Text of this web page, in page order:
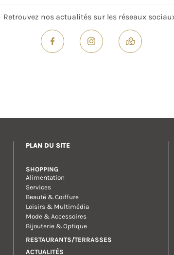
Retrouvez nos actualités sur les réseaux
PLAN DU SITE
SHOPPING
Alimentation
Services
Beauté & Coiffure
Loisirs & Multimédia
Mode & Accessoires
Bijouterie & Optique
RESTAURANTS/TERRASSES
ACTUALITÉS